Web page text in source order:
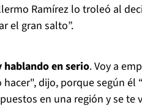
Ramírez lo troleó al
el gran salto”.
hablando en serio. Voy a
dijo, porque según él
en una región y se te